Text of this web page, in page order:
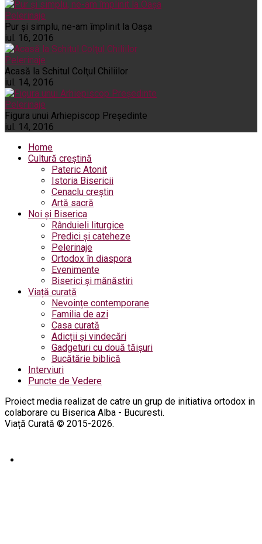
Pelerinaje
Pur şi simplu, ne-am împlinit la Oaşa
iul. 16, 2016
Pelerinaje
Acasă la Schitul Colţul Chiliilor
iul. 14, 2016
Pelerinaje
Figura unui Arhiepiscop Preşedinte
iul. 14, 2016
Home
Cultură creștină
Pateric Atonit
Istoria Bisericii
Cenaclu creștin
Artă sacră
Noi și Biserica
Rânduieli liturgice
Predici și cateheze
Pelerinaje
Ortodox în diaspora
Evenimente
Biserici și mănăstiri
Viață curată
Nevoințe contemporane
Familia de azi
Casa curată
Adicții și vindecări
Gadgeturi cu două tăișuri
Bucătărie biblică
Interviuri
Puncte de Vedere
Proiect media realizat de catre un grup de initiativa ortodox in
colaborare cu Biserica Alba - Bucuresti.
Viață Curată © 2015-2026.